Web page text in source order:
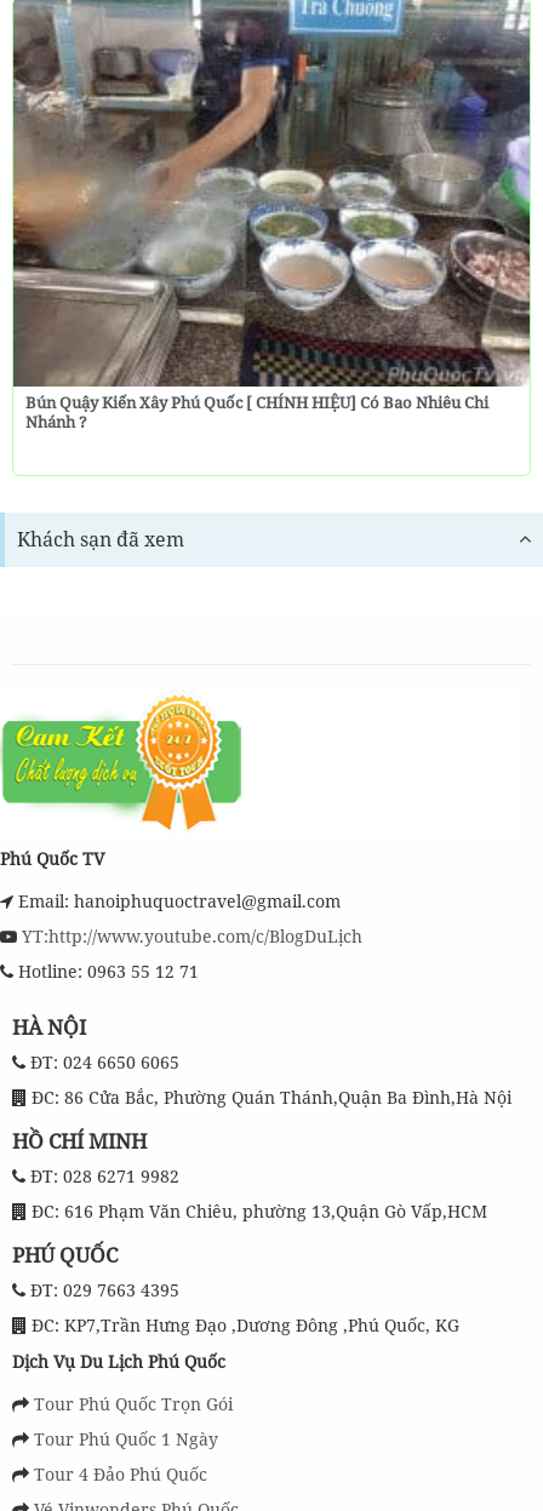
Bún Quậy Kiến Xây Phú Quốc [ CHÍNH HIỆU] Có Bao Nhiêu Chi
Nhánh ?
Khách sạn đã xem
Phú Quốc TV
Email: hanoiphuquoctravel@gmail.com
YT:http://www.youtube.com/c/BlogDuLịch
Hotline: 0963 55 12 71
HÀ NỘI
ĐT: 024 6650 6065
ĐC: 86 Cửa Bắc, Phường Quán Thánh,Quận Ba Đình,Hà Nội
HỒ CHÍ MINH
ĐT: 028 6271 9982
ĐC: 616 Phạm Văn Chiêu, phường 13,Quận Gò Vấp,HCM
PHÚ QUỐC
ĐT: 029 7663 4395
ĐC: KP7,Trần Hưng Đạo ,Dương Đông ,Phú Quốc, KG
Dịch Vụ Du Lịch Phú Quốc
Tour Phú Quốc Trọn Gói
Tour Phú Quốc 1 Ngày
Tour 4 Đảo Phú Quốc